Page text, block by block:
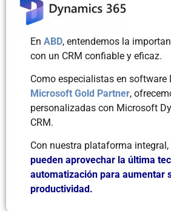
En ABD, entendemos la
con un CRM confiable y eficaz.
Como especialistas en software
Microsoft Gold Partner,
personalizadas con Microsoft
CRM.
Con nuestra plataforma integral,
pueden aprovechar la última
automatización para aumentar
productividad.